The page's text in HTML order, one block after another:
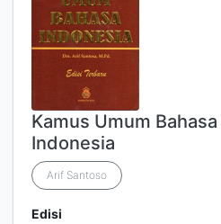
Kamus Umum Bahasa
Indonesia
Arif Santoso
Edisi